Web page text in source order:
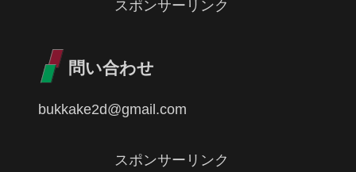
スポンサーリンク
問い合わせ
bukkake2d@gmail.com
スポンサーリンク